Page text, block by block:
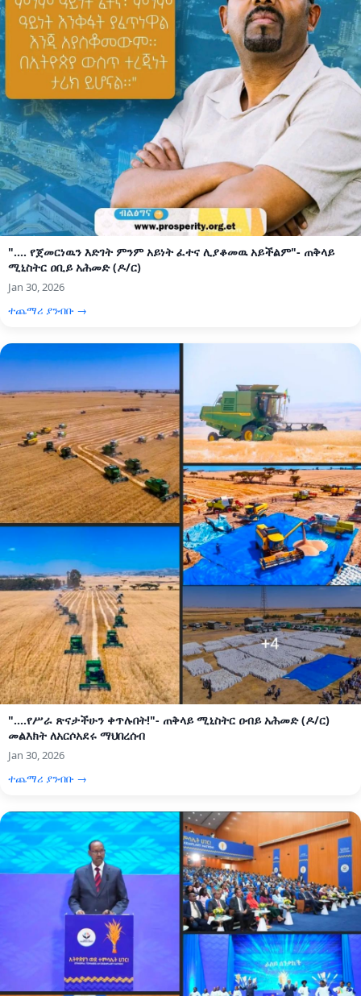
".... የጀመርነዉን እድገት ምንም አይነት ፈተና ሊያቆመዉ አይችልም"- ጠቅላይ
ሚኒስትር ዐቢይ አሕመድ (ዶ/ር)
Jan 30, 2026
ተጨማሪ ያንብቡ →
"....የሥራ ጽናታችሁን ቀጥሉበት!"- ጠቅላይ ሚኒስትር ዐብይ አሕመድ (ዶ/ር)
መልእክት ለአርሶአደሩ ማህበረሰብ
Jan 30, 2026
ተጨማሪ ያንብቡ →